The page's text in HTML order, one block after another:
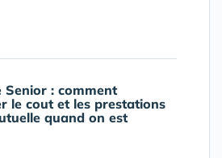
Senior : comment
le cout et les prestations
quand on est